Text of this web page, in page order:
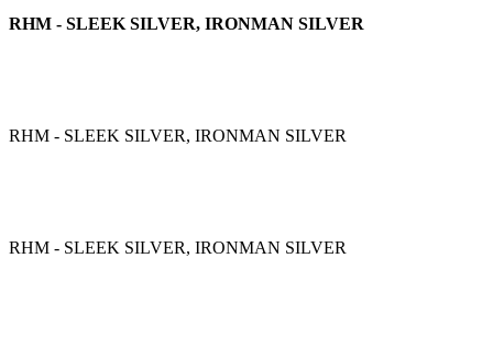
RHM - SLEEK SILVER, IRONMAN SILVER
RHM - SLEEK SILVER, IRONMAN SILVER
RHM - SLEEK SILVER, IRONMAN SILVER